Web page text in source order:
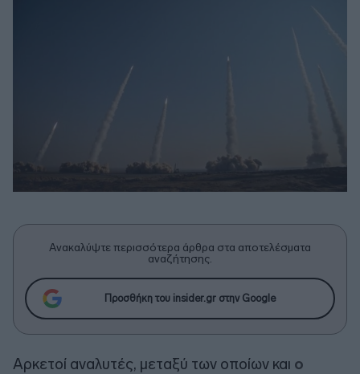
Ανακαλύψτε περισσότερα άρθρα στα αποτελέσματα
αναζήτησης.
Προσθήκη του insider.gr στην Google
Αρκετοί αναλυτές, μεταξύ των οποίων και ο